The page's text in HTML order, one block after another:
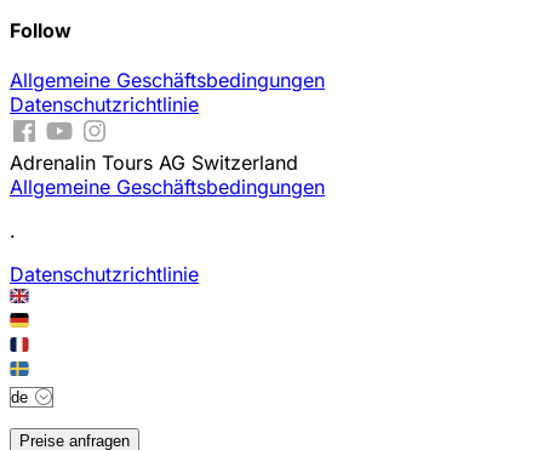
Follow
Allgemeine Geschäftsbedingungen
Datenschutzrichtlinie
Adrenalin Tours AG Switzerland
Allgemeine Geschäftsbedingungen
.
Datenschutzrichtlinie
Preise anfragen